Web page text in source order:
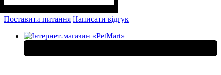
Поставити питання Написати відгук